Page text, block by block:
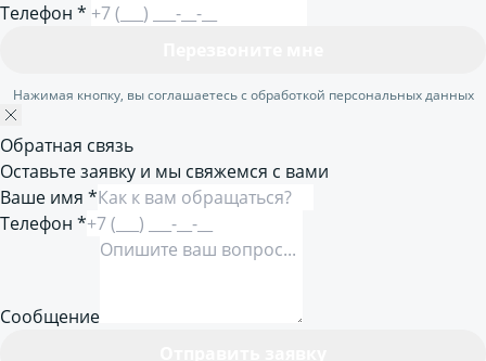
Телефон *
Нажимая кнопку, вы соглашаетесь с обработкой персональных данных
Обратная связь
Оставьте заявку и мы свяжемся с вами
Ваше имя *
Телефон *
Сообщение